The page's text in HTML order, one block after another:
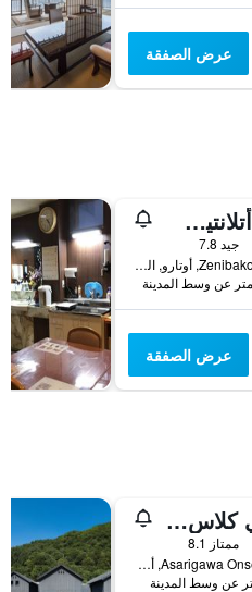
عرض الصفقة
هوتل أتلانتيس أوتارو - لبالغين فقط
جيد 7.8
3-508-6 Zenibako, أوتارو, اليابان
عرض الصفقة
آساري كلاس هوتل
ممتاز 8.1
Asarigawa Onsen 2-676, أوتارو, اليابان